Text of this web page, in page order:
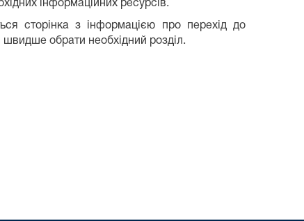
інформаційних ресурсів.
сторінка з інформацією про перехід до
обрати необхідний розділ.